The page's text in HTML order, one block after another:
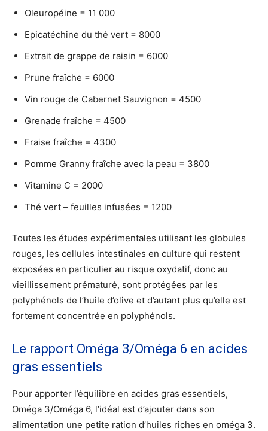
Oleuropéine = 11 000
Epicatéchine du thé vert = 8000
Extrait de grappe de raisin = 6000
Prune fraîche = 6000
Vin rouge de Cabernet Sauvignon = 4500
Grenade fraîche = 4500
Fraise fraîche = 4300
Pomme Granny fraîche avec la peau = 3800
Vitamine C = 2000
Thé vert – feuilles infusées = 1200
Toutes les études expérimentales utilisant les globules
rouges, les cellules intestinales en culture qui restent
exposées en particulier au risque oxydatif, donc au
vieillissement prématuré, sont protégées par les
polyphénols de l’huile d’olive et d’autant plus qu’elle est
fortement concentrée en polyphénols.
Le rapport Oméga 3/Oméga 6 en acides
gras essentiels
Pour apporter l’équilibre en acides gras essentiels,
Oméga 3/Oméga 6, l’idéal est d’ajouter dans son
alimentation une petite ration d’huiles riches en oméga 3.